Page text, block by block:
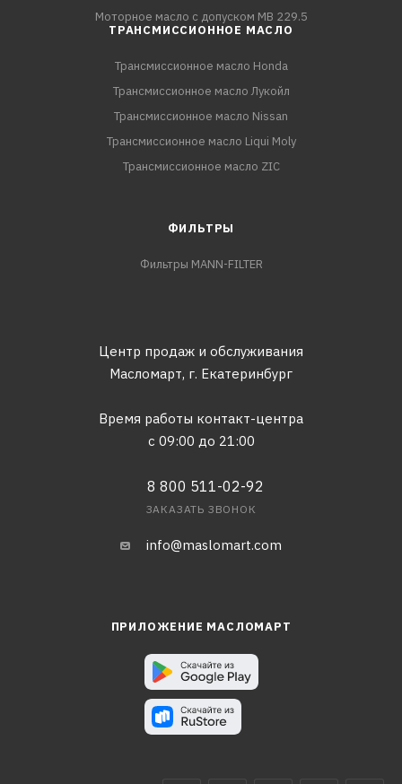
Моторное масло с допуском MB 229.5
ТРАНСМИССИОННОЕ МАСЛО
Трансмиссионное масло Honda
Трансмиссионное масло Лукойл
Трансмиссионное масло Nissan
Трансмиссионное масло Liqui Moly
Трансмиссионное масло ZIC
ФИЛЬТРЫ
Фильтры MANN-FILTER
Центр продаж и обслуживания
Масломарт, г. Екатеринбург
Время работы контакт-центра
с 09:00 до 21:00
8 800 511-02-92
ЗАКАЗАТЬ ЗВОНОК
info@maslomart.com
ПРИЛОЖЕНИЕ МАСЛОМАРТ